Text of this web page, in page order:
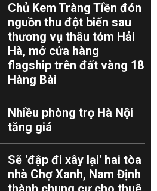
Chủ Kem Tràng Tiền đón
nguồn thu đột biến sau
thương vụ thâu tóm Hải
Hà, mở cửa hàng
flagship trên đất vàng 18
Hàng Bài
Nhiều phòng trọ Hà Nội
tăng giá
Sẽ 'đập đi xây lại' hai tòa
nhà Chợ Xanh, Nam Định